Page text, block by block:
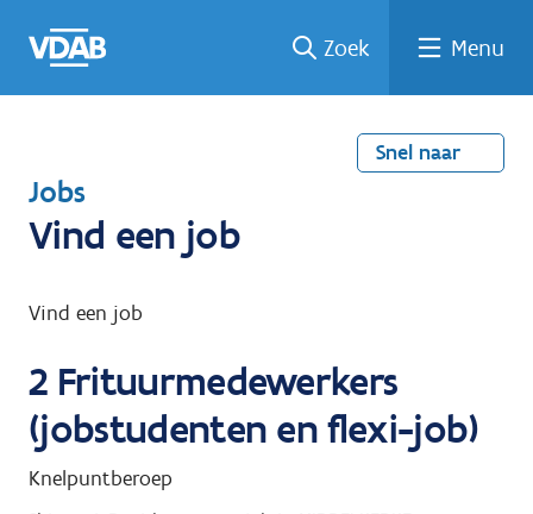
naar
een
een
job
naar
Zoek Menu
Snel naar
T
e
u
n
a
a
r
Jobs
Vind een job
Vind een job
2 Frituurmedewerkers
(jobstudenten en flexi-job)
Knelpuntberoep